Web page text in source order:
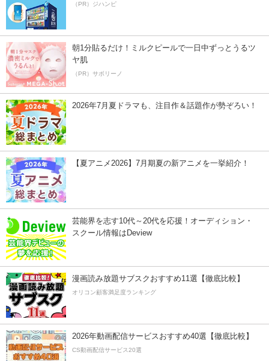
（PR）ジハンピ
朝1分貼るだけ！ミルクピールで一日中ずっとうるツ
ヤ肌
（PR）サボリーノ
2026年7月夏ドラマも、注目作＆話題作が勢ぞろい！
【夏アニメ2026】7月期夏の新アニメを一挙紹介！
芸能界を志す10代～20代を応援！オーディション・
スクール情報はDeview
漫画読み放題サブスクおすすめ11選【徹底比較】
オリコン顧客満足度ランキング
2026年動画配信サービスおすすめ40選【徹底比較】
CS動画配信サービス20選